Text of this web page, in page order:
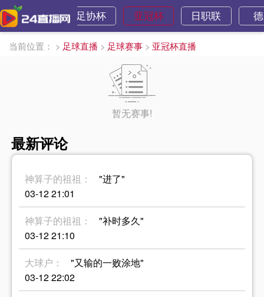
欧国联 足协杯 亚冠杯 日职联
当前位置： > 足球直播 > 足球赛事 > 亚冠杯直播
暂无赛事!
最新评论
神算子的祖祖：
"进了"
03-12 21:01
神算子的祖祖：
"补时多久"
03-12 21:10
大球户：
"又输的一败涂地"
03-12 22:02